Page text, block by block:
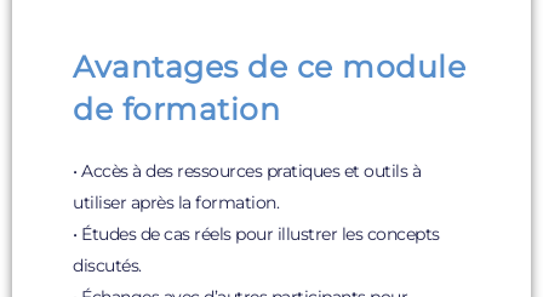
Avantages de ce module
de formation
• Accès à des ressources pratiques et outils à
utiliser après la formation.
• Études de cas réels pour illustrer les concepts
discutés.